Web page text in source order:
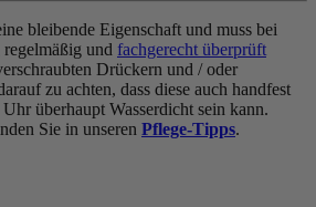
bleibende Eigenschaft und muss bei
und fachgerecht überprüft
Drückern und / oder
zu achten, dass diese auch handfest
überhaupt Wasserdicht sein kann.
Sie in unseren Pflege-Tipps.